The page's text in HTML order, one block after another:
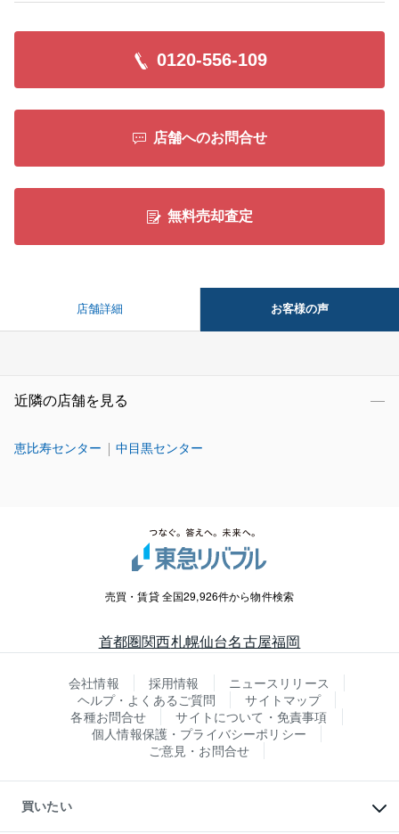
0120-556-109
店舗へのお問合せ
無料売却査定
店舗詳細 お客様の声
近隣の店舗を見る
恵比寿センター 中目黒センター
売買・賃貸 全国29,926件から物件検索
首都圏関西札幌仙台名古屋福岡
会社情報 採用情報
ニュースリリース
ヘルプ・よくあるご質問
サイトマップ
各種お問合せ
サイトについて・免責事項
個人情報保護・プライバシーポリシー
ご意見・お問合せ
買いたい